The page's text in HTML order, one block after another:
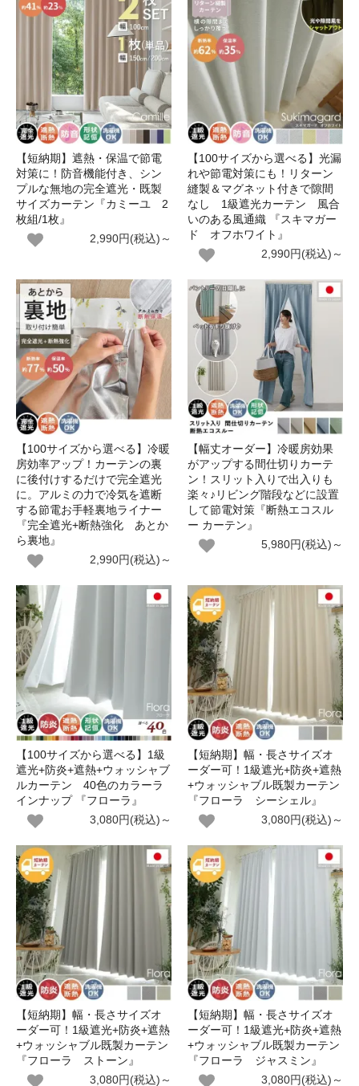
【短納期】遮熱・保温で節電
対策に！防音機能付き、シン
プルな無地の完全遮光・既製
サイズカーテン『カミーユ 2
枚組/1枚』
2,990円(税込)～
【100サイズから選べる】光漏
れや節電対策にも！リターン
縫製＆マグネット付きで隙間
なし 1級遮光カーテン 風合
いのある風通織 『スキマガー
ド オフホワイト』
2,990円(税込)～
【100サイズから選べる】冷暖
房効率アップ！カーテンの裏
に後付けするだけで完全遮光
に。アルミの力で冷気を遮断
する節電お手軽裏地ライナー
『完全遮光+断熱強化 あとか
ら裏地』
2,990円(税込)～
【幅丈オーダー】冷暖房効果
がアップする間仕切りカーテ
ン！スリット入りで出入りも
楽々♪リビング階段などに設置
して節電対策『断熱エコスル
ー カーテン』
5,980円(税込)～
【100サイズから選べる】1級
遮光+防炎+遮熱+ウォッシャブ
ルカーテン 40色のカラーラ
インナップ 『フローラ』
3,080円(税込)～
【短納期】幅・長さサイズオ
ーダー可！1級遮光+防炎+遮熱
+ウォッシャブル既製カーテン
『フローラ シーシェル』
3,080円(税込)～
【短納期】幅・長さサイズオ
ーダー可！1級遮光+防炎+遮熱
+ウォッシャブル既製カーテン
『フローラ ストーン』
3,080円(税込)～
【短納期】幅・長さサイズオ
ーダー可！1級遮光+防炎+遮熱
+ウォッシャブル既製カーテン
『フローラ ジャスミン』
3,080円(税込)～